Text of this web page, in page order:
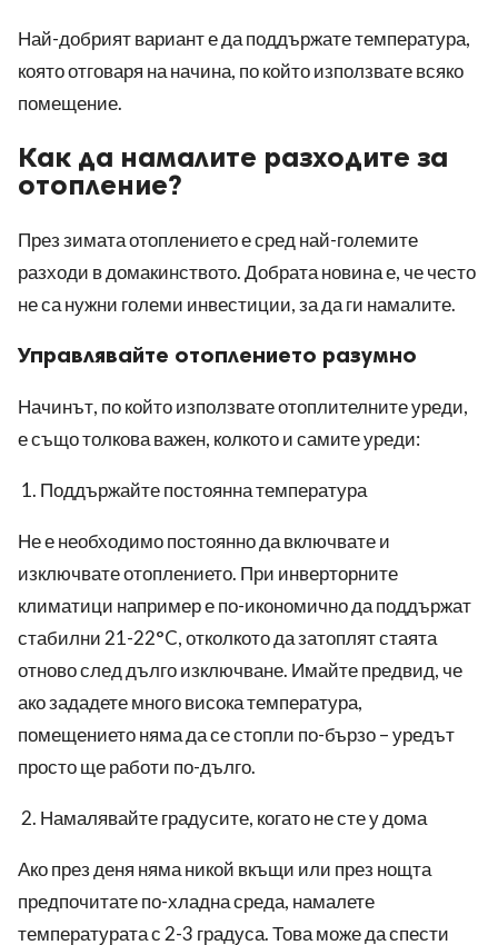
Най-добрият вариант е да поддържате температура,
която отговаря на начина, по който използвате всяко
помещение.
Как да намалите разходите за
отопление?
През зимата отоплението е сред най-големите
разходи в домакинството. Добрата новина е, че често
не са нужни големи инвестиции, за да ги намалите.
Управлявайте отоплението разумно
Начинът, по който използвате отоплителните уреди,
е също толкова важен, колкото и самите уреди:
Поддържайте постоянна температура
Не е необходимо постоянно да включвате и
изключвате отоплението. При инверторните
климатици например е по-икономично да поддържат
стабилни 21-22°C, отколкото да затоплят стаята
отново след дълго изключване. Имайте предвид, че
ако зададете много висока температура,
помещението няма да се стопли по-бързо – уредът
просто ще работи по-дълго.
Намалявайте градусите, когато не сте у дома
Ако през деня няма никой вкъщи или през нощта
предпочитате по-хладна среда, намалете
температурата с 2-3 градуса. Това може да спести